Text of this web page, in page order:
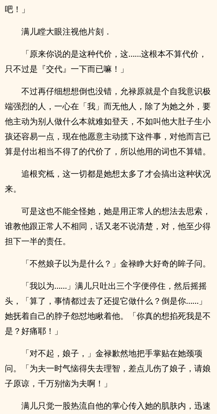
吧！」
满儿瞠大眼注视他片刻．
「原来你说的是这种代价，这……这根本不算代价，
只不过是『交代』一下而已嘛！」
不过再仔细想想倒也没错，允禄原就是个自我意识极
端强烈的人，一心在「我」而无他人，除了为她之外，要
他主动为别人做什么本就难如登天，不如叫他大肚子生小
孩还容易一点，现在他愿意主动揽下这件事，对他而言已
算是付出相当不得了的代价了，所以他用的词也不算错。
追根究柢，这一切都是她想太多了才会搞出这种状况
来。
可是这也不能全怪她，她是用正常人的想法去思索，
谁教他跟正常人不相同，话又老不说清楚，对，他至少得
担下一半的责任。
「不然娘子以为是什么？」金禄睁大好奇的眸子问。
「我以为……」满儿只吐出三个字便停住，然后摇摇
头，「算了，事情都过去了还提它做什么？倒是你……」
她抚着自己的脖子怨怼地瞅着他。「你真的想掐死我是不
是？好痛耶！」
「对不起，娘子，」金禄歉然地把手掌贴在她颈项
问。「为夫一时气恼得失去理智，差点儿伤了娘子，请娘
子原谅，千万别恼为夫啊！」
满儿只觉一股热流自他的掌心传入她的肌肤内，迅速